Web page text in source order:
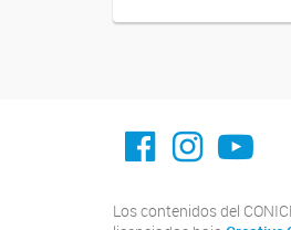
facebook imit.conicet
Los contenidos del